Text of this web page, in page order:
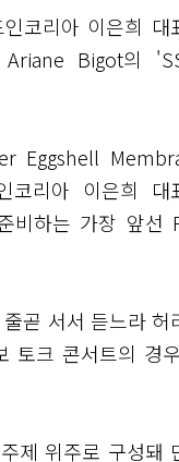
코리아 이은희 대
Bigot의
Eggshell
리아 이은희 대
비하는 가장 앞선
곧 서서 듣느라 허
토크 콘서트의 경
제 위주로 구성돼